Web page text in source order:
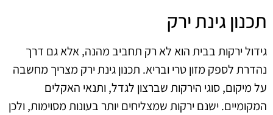
תכנון גינת ירק
גידול ירקות בבית הוא לא רק תחביב מהנה, אלא גם דרך
נהדרת לספק מזון טרי ובריא. תכנון גינת ירק מצריך מחשבה
על מיקום, סוגי הירקות שברצון לגדל, ותנאי האקלים
המקומיים. ישנם ירקות שמצליחים יותר בעונות מסוימות, ולכן